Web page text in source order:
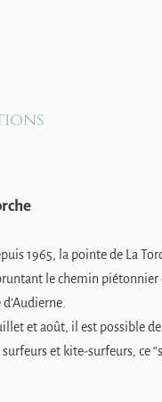
1965, la pointe de La
le chemin
et août, il est possible
et kite-surfeurs, ce